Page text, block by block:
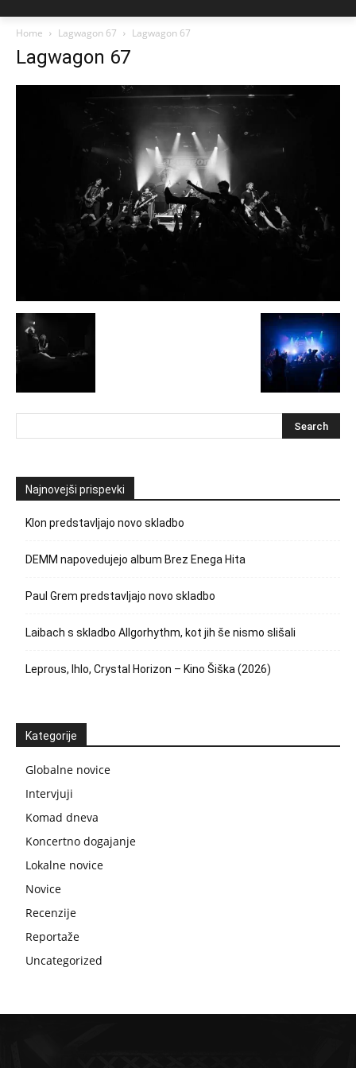
Home Lagwagon 67 Lagwagon 67
Lagwagon 67
Najnovejši prispevki
Klon predstavljajo novo skladbo
DEMM napovedujejo album Brez Enega Hita
Paul Grem predstavljajo novo skladbo
Laibach s skladbo Allgorhythm, kot jih še nismo slišali
Leprous, Ihlo, Crystal Horizon – Kino Šiška (2026)
Kategorije
Globalne novice
Intervjuji
Komad dneva
Koncertno dogajanje
Lokalne novice
Novice
Recenzije
Reportaže
Uncategorized